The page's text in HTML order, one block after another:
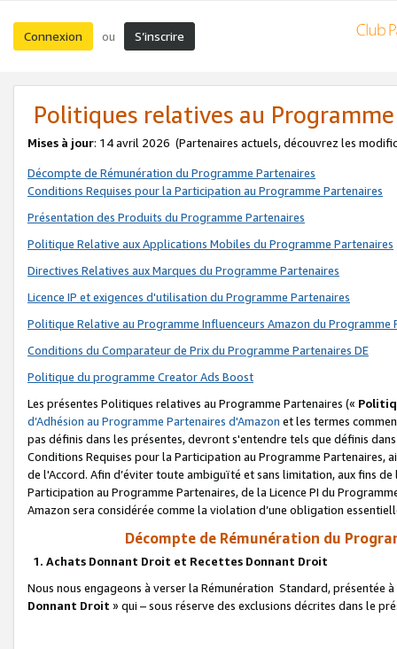
Connexion ou S’inscrire
Politiques relatives au
Mises à jour: 14 avril 2026 (Partenaires actuels, découvrez les
Décompte de Rémunération du Programme Partenaires
Conditions Requises pour la Participation au Programme Partenaires
Présentation des Produits du Programme Partenaires
Politique Relative aux Applications Mobiles du Programme Partenaires
Directives Relatives aux Marques du Programme Partenaires
Licence IP et exigences d'utilisation du Programme Partenaires
Politique Relative au Programme Influenceurs Amazon du Programme
Conditions du Comparateur de Prix du Programme Partenaires DE
Politique du programme Creator Ads Boost
Les présentes Politiques relatives au Programme Partenaires («
d’Adhésion au Programme Partenaires d'Amazon et les termes
pas définis dans les présentes, devront s'entendre tels que définis
Conditions Requises pour la Participation au Programme Partenaires,
de l'Accord. Afin d’éviter toute ambiguïté et sans limitation, aux fins
Participation au Programme Partenaires, de la Licence PI du
Amazon sera considérée comme la violation d’une obligation
Décompte de Rémunération du
1. Achats Donnant Droit et Recettes Donnant Droit
Nous nous engageons à verser la Rémunération Standard, présentée
Donnant Droit » qui – sous réserve des exclusions décrites dans le